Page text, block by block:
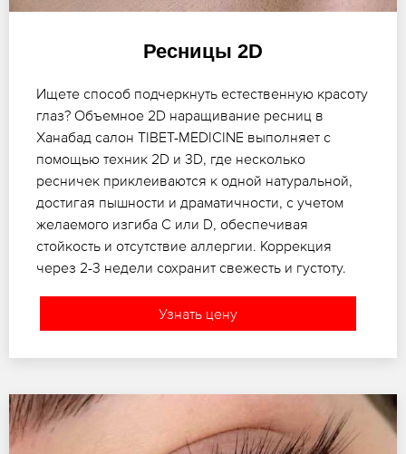
Ресницы 2D
Ищете способ подчеркнуть естественную красоту
глаз? Объемное 2D наращивание ресниц в
Ханабад салон TIBET-MEDICINE выполняет с
помощью техник 2D и 3D, где несколько
ресничек приклеиваются к одной натуральной,
достигая пышности и драматичности, с учетом
желаемого изгиба C или D, обеспечивая
стойкость и отсутствие аллергии. Коррекция
через 2-3 недели сохранит свежесть и густоту.
Узнать цену